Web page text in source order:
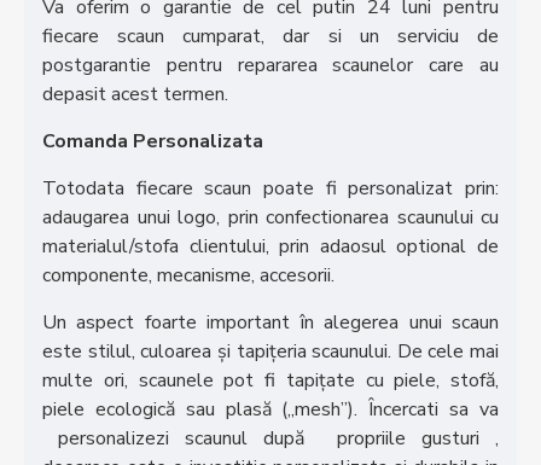
Va oferim o garantie de cel putin 24 luni pentru
fiecare scaun cumparat, dar si un serviciu de
postgarantie pentru repararea scaunelor care au
depasit acest termen.
Comanda Personalizata
Totodata fiecare scaun poate fi personalizat prin:
adaugarea unui logo, prin confectionarea scaunului cu
materialul/stofa clientului, prin adaosul optional de
componente, mecanisme, accesorii.
Un aspect foarte important în alegerea unui scaun
este stilul, culoarea și tapițeria scaunului. De cele mai
multe ori, scaunele pot fi tapițate cu piele, stofă,
piele ecologică sau plasă („mesh”). Încercati sa va
personalizezi scaunul după propriile gusturi ,